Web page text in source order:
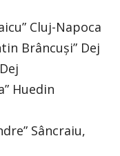
Cluj-Napoca
Brâncuși” Dej
Huedin
Sâncraiu,